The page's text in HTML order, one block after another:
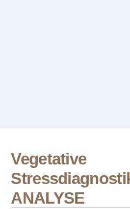
Vegetative
ANALYSE